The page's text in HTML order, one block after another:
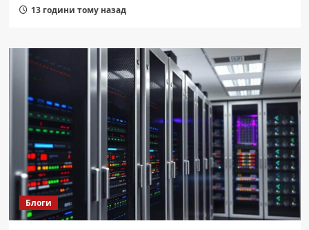
13 години тому назад
Блоги